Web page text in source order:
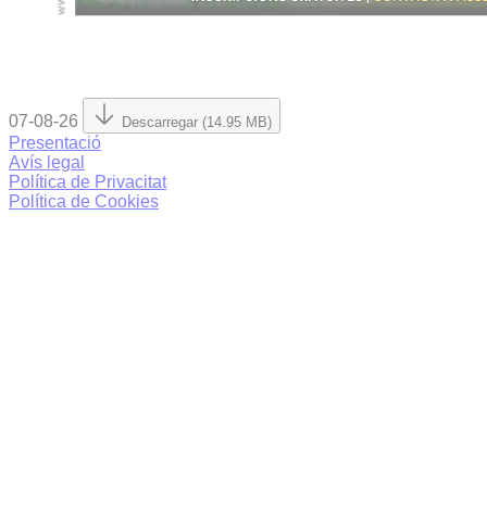
07-08-26 Descarregar (14.95 MB)
Presentació
Avís legal
Política de Privacitat
Política de Cookies